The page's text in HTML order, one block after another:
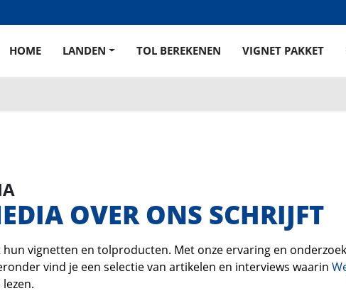
HOME LANDEN TOL BEREKENEN VIGNET PAKKET
OVER ONS SCHRIJFT
vignetten en tolproducten. Met onze ervaring en
vind je een selectie van artikelen en interviews waarin